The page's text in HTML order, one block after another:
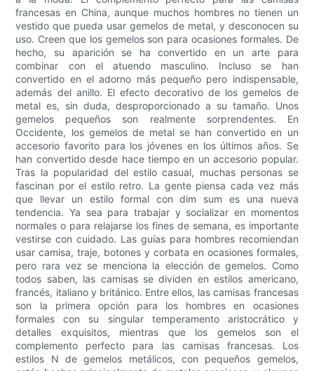
francesas en China, aunque muchos hombres no tienen un
vestido que pueda usar gemelos de metal, y desconocen su
uso. Creen que los gemelos son para ocasiones formales. De
hecho, su aparición se ha convertido en un arte para
combinar con el atuendo masculino. Incluso se han
convertido en el adorno más pequeño pero indispensable,
además del anillo. El efecto decorativo de los gemelos de
metal es, sin duda, desproporcionado a su tamaño. Unos
gemelos pequeños son realmente sorprendentes. En
Occidente, los gemelos de metal se han convertido en un
accesorio favorito para los jóvenes en los últimos años. Se
han convertido desde hace tiempo en un accesorio popular.
Tras la popularidad del estilo casual, muchas personas se
fascinan por el estilo retro. La gente piensa cada vez más
que llevar un estilo formal con dim sum es una nueva
tendencia. Ya sea para trabajar y socializar en momentos
normales o para relajarse los fines de semana, es importante
vestirse con cuidado. Las guías para hombres recomiendan
usar camisa, traje, botones y corbata en ocasiones formales,
pero rara vez se menciona la elección de gemelos. Como
todos saben, las camisas se dividen en estilos americano,
francés, italiano y británico. Entre ellos, las camisas francesas
son la primera opción para los hombres en ocasiones
formales con su singular temperamento aristocrático y
detalles exquisitos, mientras que los gemelos son el
complemento perfecto para las camisas francesas. Los
estilos N de gemelos metálicos, con pequeños gemelos,